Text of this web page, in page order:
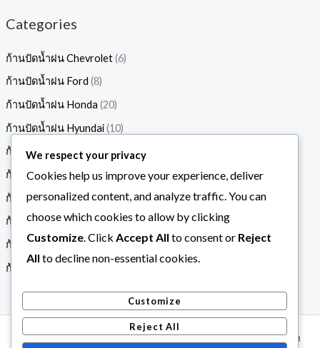
Categories
ก้านปัดน้ำฝน Chevrolet 6
ก้านปัดน้ำฝน Ford 8
ก้านปัดน้ำฝน Honda 20
ก้านปัดน้ำฝน Hyundai 10
ก้านปัดน้ำฝน isuzu 10
ก้านปัดน้ำฝน Mazda 17
ก้านปัดน้ำฝน Mitsubishi 13
ก้านปัดน้ำฝน Nissan 19
ก้านปัดน้ำฝน suzuki 10
ก้านปัดน้ำฝน Toyota
Copyright © 2026 Daddycar ก้านปัดน้ำฝน ราคาโรงาน คุณภาพสั่ง
We respect your privacy
Cookies help us improve your experience, deliver
personalized content, and analyze traffic. You can
choose which cookies to allow by clicking
Customize. Click Accept All to consent or Reject
All to decline non-essential cookies.
Customize
Reject All